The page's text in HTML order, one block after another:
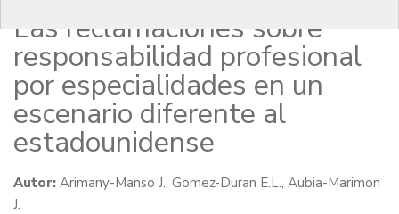
Las reclamaciones sobre
responsabilidad profesional
por especialidades en un
escenario diferente al
estadounidense
Autor: Arimany-Manso J., Gomez-Duran E.L., Aubia-Marimon
J.